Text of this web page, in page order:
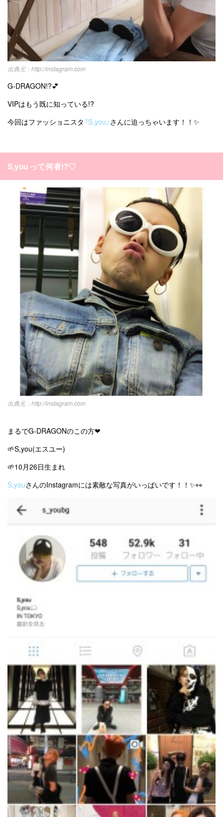
お問い合わせ
http://instagram.com
G-DRAGON!?💕
VIPはもう既に知っている!?
今回はファッショニスタ 『S,you』さんに迫っちゃいます！！✨
S,you って何者!?♡
http://instagram.com
まるでG-DRAGONのこの方❤
🌱S,you(エスユー)
🌱10月26日生まれ
S,youさんのInstagramには素敵な写真がいっぱいです！！✨👀